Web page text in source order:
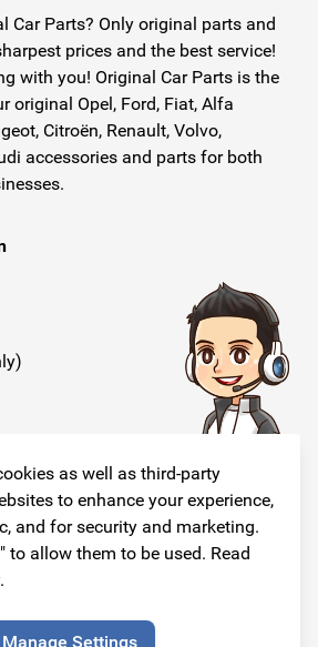
as well as third-party
to enhance your experience,
and for security and marketing.
to allow them to be used. Read
.
Manage Settings
Car Parts? Only original parts and
prices and the best service!
with you! Original Car Parts is the
original Opel, Ford, Fiat, Alfa
Citroën, Renault, Volvo,
accessories and parts for both
Follow us!